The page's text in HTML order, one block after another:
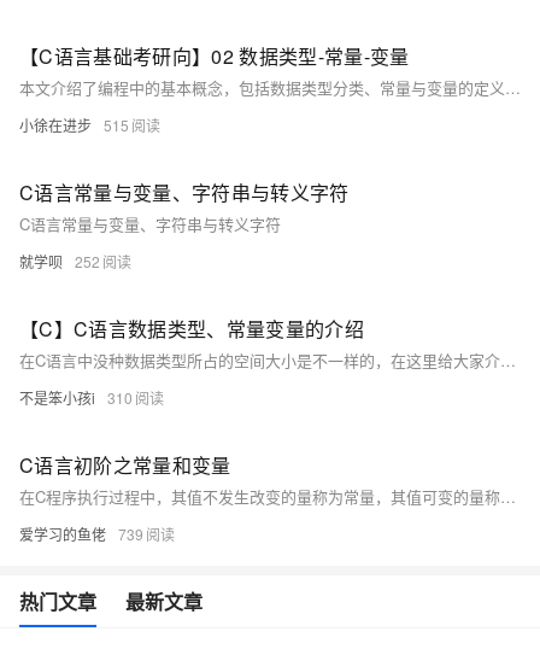
【C语言基础考研向】02 数据类型-常量-变量
本文介绍了编程中的基本概念，包括数据类型分类、常量与变量的定义及使用。首先概述了四大类数据类型：基本类型（整型、浮点、字符型）、构造类型（数组、结构体）、指针类型和空类型。接着阐述了常量与变量的区别及命名规则，并详细说明了整型、浮点型和字符型数据的特点与应用。最后总结了常见的易错点，如字符串与字符常量的区别及浮点数的默认输出格式。
小徐在进步 515
C语言常量与变量、字符串与转义字符
C语言常量与变量、字符串与转义字符
就学呗 252
【C】C语言数据类型、常量变量的介绍
在C语言中没种数据类型所占的空间大小是不一样的，在这里给大家介绍一个库函数：sizeof，它可以计算每种数据类型所占的空间的大小，我们可以用代码来计算每种类型所占的空间的大小，如下：
不是笨小孩i 310
C语言初阶之常量和变量
在C程序执行过程中，其值不发生改变的量称为常量，其值可变的量称为变量。它们可与数据类型结合起来分类。例如，可分为整型常量、整型变量、浮点常量、浮点变量、字符常量、字符变量、枚举常量、枚举变量。在程序中，直接常量是可以不经说明而直接引用的，而符号常量和变量则必须先定义后使用。
爱学习的鱼佬 739
热门文章 最新文章